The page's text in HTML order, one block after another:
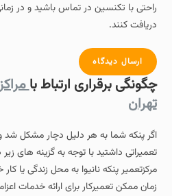
راحتی با تکنسین در تماس باشید و در
دریافت کنند.
ارسال دیدگاه
چگونگی برقراری ارتباط با
تهران
اگر پنکه شما به هر دلیل دچار مشکل شد
تعمیراتی داشتید با توجه به گزینه های
مرکزتعمیر پنکه نانیوا به محل زندگی یا
زمان ممکن تعمیرکار برای ارائه خدمات